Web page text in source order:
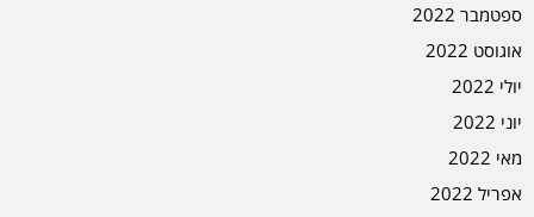
ספטמבר 2022
אוגוסט 2022
יולי 2022
יוני 2022
מאי 2022
אפריל 2022